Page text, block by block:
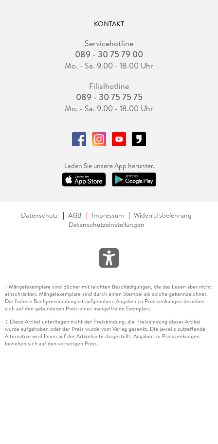
KONTAKT
Servicehotline
089 - 30 75 79 00
Mo. - Sa. 9.00 - 18.00 Uhr
Filialhotline
089 - 30 75 75 75
Mo. - Sa. 9.00 - 18.00 Uhr
Laden Sie unsere App herunter.
Datenschutz AGB Impressum
Widerrufsbelehrung
Datenschutzeinstellungen
1 Mängelexemplare sind Bücher mit leichten Beschädigungen, die das Lesen aber nicht
einschränken. Mängelexemplare sind durch einen Stempel als solche gekennzeichnet.
Die frühere Buchpreisbindung ist aufgehoben. Angaben zu Preissenkungen beziehen
sich auf den gebundenen Preis eines mangelfreien Exemplars.
2 Diese Artikel unterliegen nicht der Preisbindung, die Preisbindung dieser Artikel
wurde aufgehoben oder der Preis wurde vom Verlag gesenkt. Die jeweils zutreffende
Alternative wird Ihnen auf der Artikelseite dargestellt. Angaben zu Preissenkungen
beziehen sich auf den vorherigen Preis.